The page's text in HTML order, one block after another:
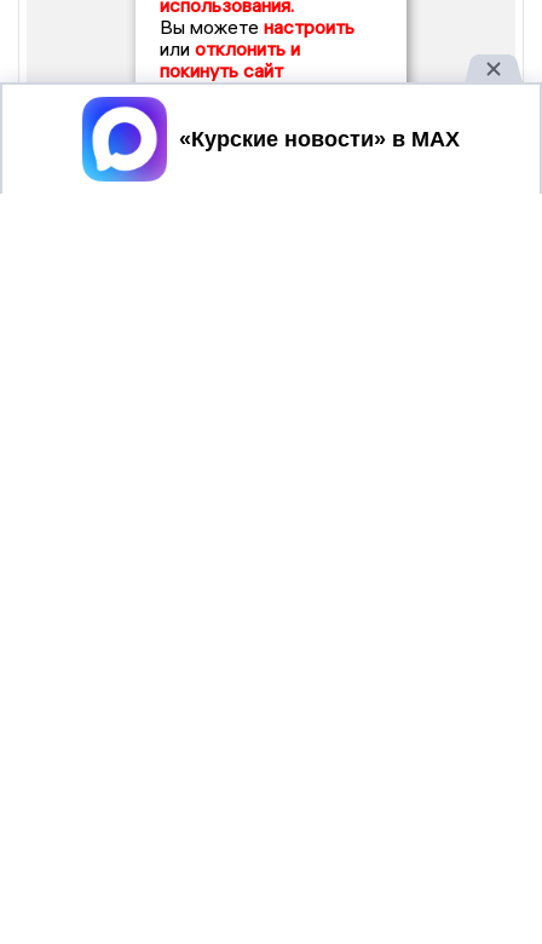
использования.
Вы можете настроить
или отклонить и
покинуть сайт
Принять